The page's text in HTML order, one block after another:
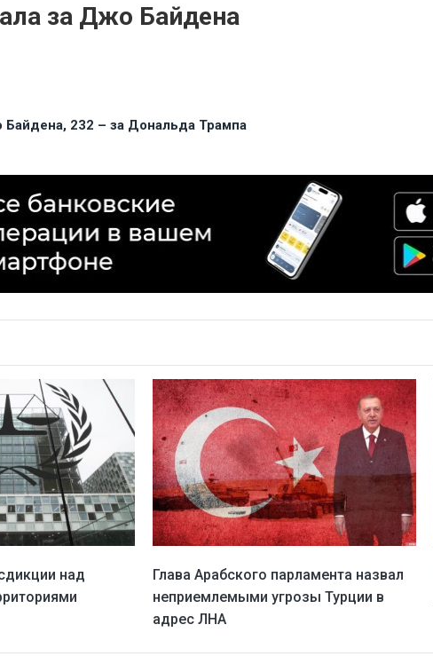
за Джо Байдена
232 – за Дональда Трампа
над
Глава Арабского парламента назвал
неприемлемыми угрозы Турции в
адрес ЛНА